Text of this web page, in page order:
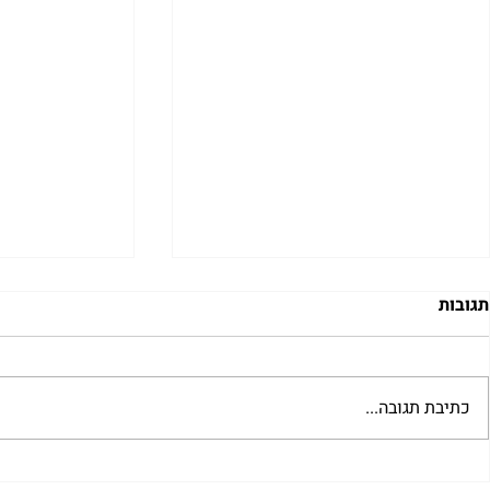
תגובות
כתיבת תגובה...